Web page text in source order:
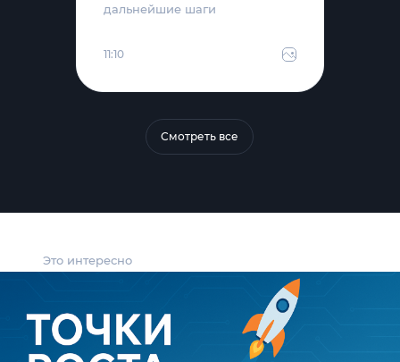
Это интересно
дальнейшие шаги
11:10
Смотреть все